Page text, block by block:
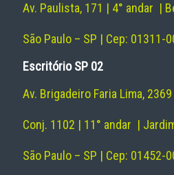
Av. Paulista, 171 | 4° andar |
São Paulo – SP | Cep: 01311-
Escritório SP 02
Av. Brigadeiro Faria Lima, 2369
Conj. 1102 | 11° andar |
São Paulo – SP | Cep: 01452-